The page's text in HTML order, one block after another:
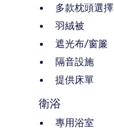
多款枕頭選擇
羽絨被
遮光布/窗簾
隔音設施
提供床單
衛浴
專用浴室